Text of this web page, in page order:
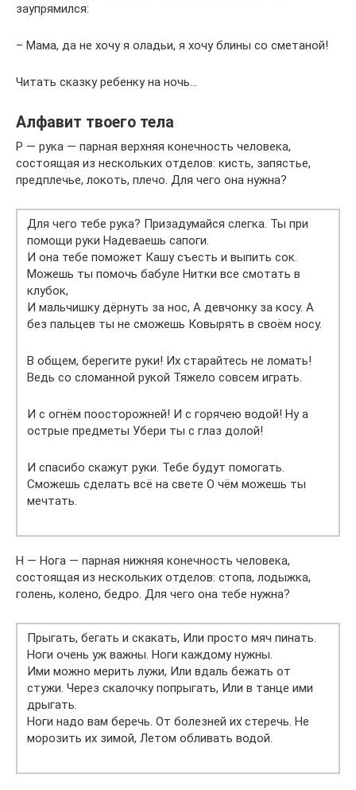
заупрямился:
– Мама, да не хочу я оладьи, я хочу блины со сметаной!
Читать сказку ребенку на ночь…
Алфавит твоего тела
Р — рука — парная верхняя конечность человека,
состоящая из нескольких отделов: кисть, запястье,
предплечье, локоть, плечо. Для чего она нужна?
Для чего тебе рука? Призадумайся слегка. Ты при
помощи руки Надеваешь сапоги.
И она тебе поможет Кашу съесть и выпить сок.
Можешь ты помочь бабуле Нитки все смотать в
клубок,
И мальчишку дёрнуть за нос, А девчонку за косу. А
без пальцев ты не сможешь Ковырять в своём носу.
В общем, берегите руки! Их старайтесь не ломать!
Ведь со сломанной рукой Тяжело совсем играть.
И с огнём поосторожней! И с горячею водой! Ну а
острые предметы Убери ты с глаз долой!
И спасибо скажут руки. Тебе будут помогать.
Сможешь сделать всё на свете О чём можешь ты
мечтать.
Н — Нога — парная нижняя конечность человека,
состоящая из нескольких отделов: стопа, лодыжка,
голень, колено, бедро. Для чего она тебе нужна?
Прыгать, бегать и скакать, Или просто мяч пинать.
Ноги очень уж важны. Ноги каждому нужны.
Ими можно мерить лужи, Или вдаль бежать от
стужи. Через скалочку попрыгать, Или в танце ими
дрыгать.
Ноги надо вам беречь. От болезней их стеречь. Не
морозить их зимой, Летом обливать водой.